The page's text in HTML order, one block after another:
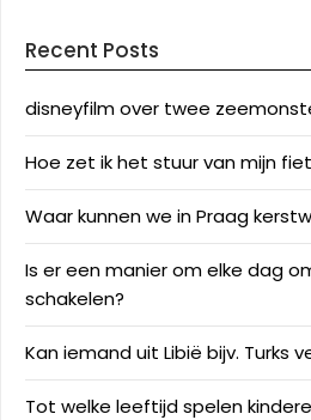
Recent Posts
disneyfilm over twee
Hoe zet ik het stuur van mijn
Waar kunnen we in Praag
Is er een manier om elke dag
schakelen?
Kan iemand uit Libië bijv. Turks
Tot welke leeftijd spelen